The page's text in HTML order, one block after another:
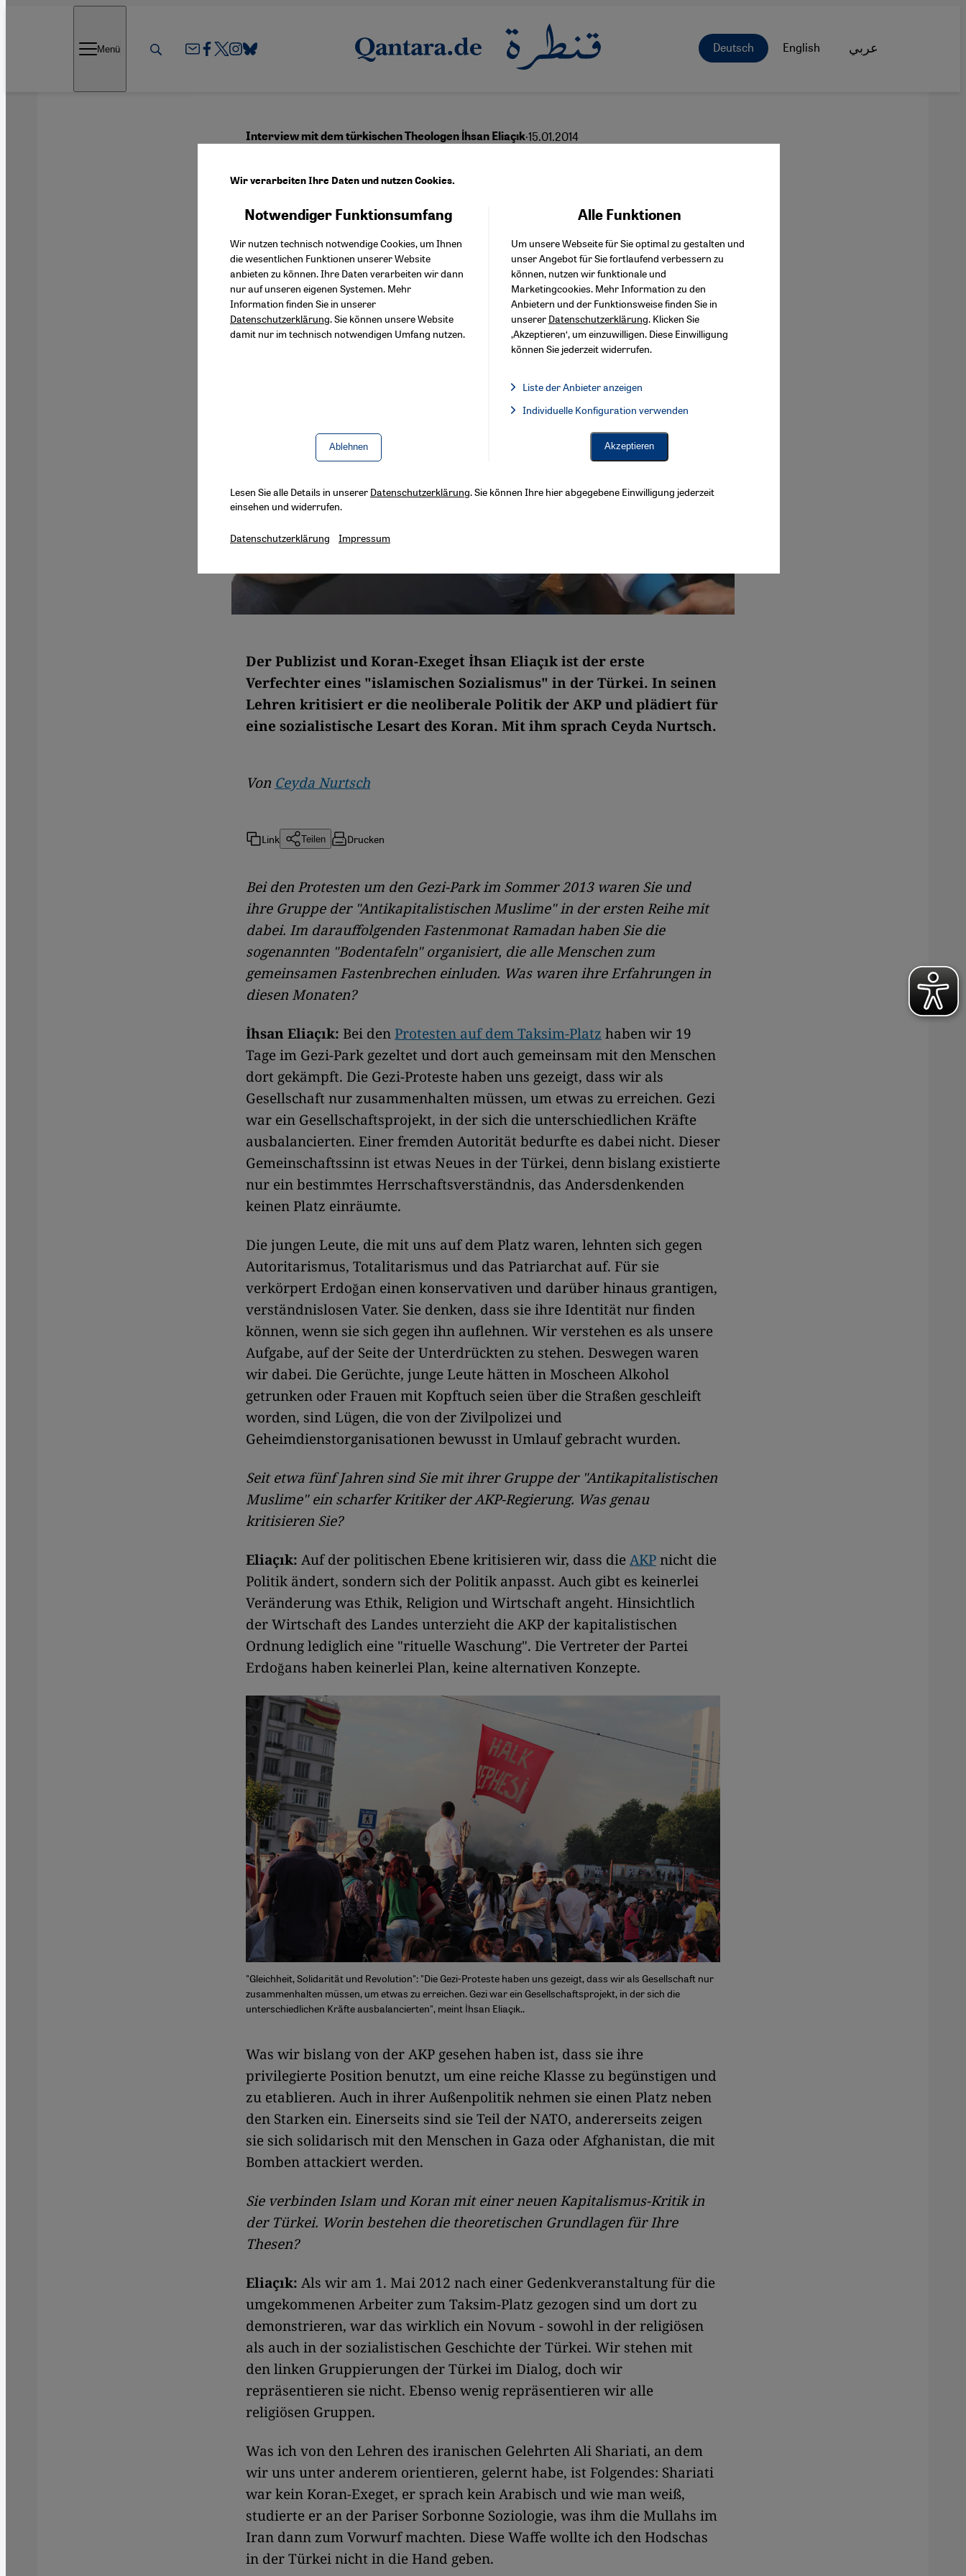
Deutsch English عربي Menü
Interview mit dem türkischen Theologen İhsan Eliaçık·15.01.2014
Mit dem Koran für soziale
Gerechtigkeit
Deutsch English عربي
Der Publizist und Koran-Exeget İhsan Eliaçık ist der erste
Verfechter eines "islamischen Sozialismus" in der Türkei. In seinen
Lehren kritisiert er die neoliberale Politik der AKP und plädiert für
eine sozialistische Lesart des Koran. Mit ihm sprach Ceyda Nurtsch.
Von Ceyda Nurtsch
Link Teilen Drucken
Bei den Protesten um den Gezi-Park im Sommer 2013 waren Sie und
ihre Gruppe der "Antikapitalistischen Muslime" in der ersten Reihe mit
dabei. Im darauffolgenden Fastenmonat Ramadan haben Sie die
sogenannten "Bodentafeln" organisiert, die alle Menschen zum
gemeinsamen Fastenbrechen einluden. Was waren ihre Erfahrungen in
diesen Monaten?
İhsan Eliaçık: Bei denProtesten auf dem Taksim-Platz haben wir 19
Tage im Gezi-Park gezeltet und dort auch gemeinsam mit den Menschen
dort gekämpft. Die Gezi-Proteste haben uns gezeigt, dass wir als
Gesellschaft nur zusammenhalten müssen, um etwas zu erreichen. Gezi
war ein Gesellschaftsprojekt, in der sich die unterschiedlichen Kräfte
ausbalancierten. Einer fremden Autorität bedurfte es dabei nicht. Dieser
Gemeinschaftssinn ist etwas Neues in der Türkei, denn bislang existierte
nur ein bestimmtes Herrschaftsverständnis, das Andersdenkenden
keinen Platz einräumte.
Die jungen Leute, die mit uns auf dem Platz waren, lehnten sich gegen
Autoritarismus, Totalitarismus und das Patriarchat auf. Für sie
verkörpert Erdoğan einen konservativen und darüber hinaus grantigen,
verständnislosen Vater. Sie denken, dass sie ihre Identität nur finden
können, wenn sie sich gegen ihn auflehnen. Wir verstehen es als unsere
Aufgabe, auf der Seite der Unterdrückten zu stehen. Deswegen waren
wir dabei. Die Gerüchte, junge Leute hätten in Moscheen Alkohol
getrunken oder Frauen mit Kopftuch seien über die Straßen geschleift
worden, sind Lügen, die von der Zivilpolizei und
Geheimdienstorganisationen bewusst in Umlauf gebracht wurden.
Seit etwa fünf Jahren sind Sie mit ihrer Gruppe der "Antikapitalistischen
Muslime" ein scharfer Kritiker der AKP-Regierung. Was genau
kritisieren Sie?
Eliaçık: Auf der politischen Ebene kritisieren wir, dass dieAKPnicht die
Politik ändert, sondern sich der Politik anpasst. Auch gibt es keinerlei
Veränderung was Ethik, Religion und Wirtschaft angeht. Hinsichtlich
der Wirtschaft des Landes unterzieht die AKP der kapitalistischen
Ordnung lediglich eine "rituelle Waschung". Die Vertreter der Partei
Erdoğans haben keinerlei Plan, keine alternativen Konzepte.
"Gleichheit, Solidarität und Revolution": "Die Gezi-Proteste haben uns gezeigt, dass wir als Gesellschaft nur
zusammenhalten müssen, um etwas zu erreichen. Gezi war ein Gesellschaftsprojekt, in der sich die
unterschiedlichen Kräfte ausbalancierten", meint İhsan Eliaçık..
Was wir bislang von der AKP gesehen haben ist, dass sie ihre
privilegierte Position benutzt, um eine reiche Klasse zu begünstigen und
zu etablieren. Auch in ihrer Außenpolitik nehmen sie einen Platz neben
den Starken ein. Einerseits sind sie Teil der NATO, andererseits zeigen
sie sich solidarisch mit den Menschen in Gaza oder Afghanistan, die mit
Bomben attackiert werden.
Sie verbinden Islam und Koran mit einer neuen Kapitalismus-Kritik in
der Türkei. Worin bestehen die theoretischen Grundlagen für Ihre
Thesen?
Eliaçık: Als wir am 1. Mai 2012 nach einer Gedenkveranstaltung für die
umgekommenen Arbeiter zum Taksim-Platz gezogen sind um dort zu
demonstrieren, war das wirklich ein Novum - sowohl in der religiösen
als auch in der sozialistischen Geschichte der Türkei. Wir stehen mit
den linken Gruppierungen der Türkei im Dialog, doch wir
repräsentieren sie nicht. Ebenso wenig repräsentieren wir alle
religiösen Gruppen.
Was ich von den Lehren des iranischen Gelehrten Ali Shariati, an dem
wir uns unter anderem orientieren, gelernt habe, ist Folgendes: Shariati
war kein Koran-Exeget, er sprach kein Arabisch und wie man weiß,
studierte er an der Pariser Sorbonne Soziologie, was ihm die Mullahs im
Iran dann zum Vorwurf machten. Diese Waffe wollte ich den Hodschas
in der Türkei nicht in die Hand geben.
Wir verarbeiten Ihre Daten und nutzen Cookies.
Notwendiger Funktionsumfang
Wir nutzen technisch notwendige Cookies, um Ihnen
die wesentlichen Funktionen unserer Website
anbieten zu können. Ihre Daten verarbeiten wir dann
nur auf unseren eigenen Systemen. Mehr
Information finden Sie in unserer
Datenschutzerklärung. Sie können unsere Website
damit nur im technisch notwendigen Umfang nutzen.
Ablehnen
Alle Funktionen
Um unsere Webseite für Sie optimal zu gestalten und
unser Angebot für Sie fortlaufend verbessern zu
können, nutzen wir funktionale und
Marketingcookies. Mehr Information zu den
Anbietern und der Funktionsweise finden Sie in
unserer Datenschutzerklärung. Klicken Sie
‚Akzeptieren‘, um einzuwilligen. Diese Einwilligung
können Sie jederzeit widerrufen.
Liste der Anbieter anzeigen
Facebook Embed / Facebook Connect, Google Maps Embed, Google Tag Manager, Instagram Embed,
Facebook Embed / Facebook Connect
Twitter Embed
Instagram Embed
Youtube Embed
Google Maps Embed
Individuelle Konfiguration verwenden
Akzeptieren
Lesen Sie alle Details in unserer Datenschutzerklärung. Sie können Ihre hier abgegebene Einwilligung jederzeit
einsehen und widerrufen.
Datenschutzerklärung Impressum